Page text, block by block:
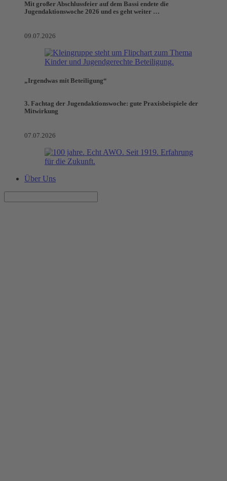
Mit großer Abschlussfeier auf dem Bassi endete die
Jugendaktionswoche 2026 und es geht weiter …
09.07.2026
„Irgendwas mit Beteiligung“
3. Fachtag der Jugendaktionswoche: gute Praxisbeispiele der
Mitwirkung
07.07.2026
Über Uns